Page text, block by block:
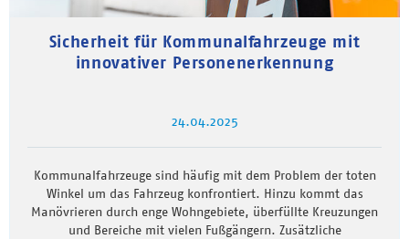
Sicherheit für Kommunalfahrzeuge mit
innovativer Personenerkennung
24.04.2025
Kommunalfahrzeuge sind häufig mit dem Problem der toten
Winkel um das Fahrzeug konfrontiert. Hinzu kommt das
Manövrieren durch enge Wohngebiete, überfüllte Kreuzungen
und Bereiche mit vielen Fußgängern. Zusätzliche